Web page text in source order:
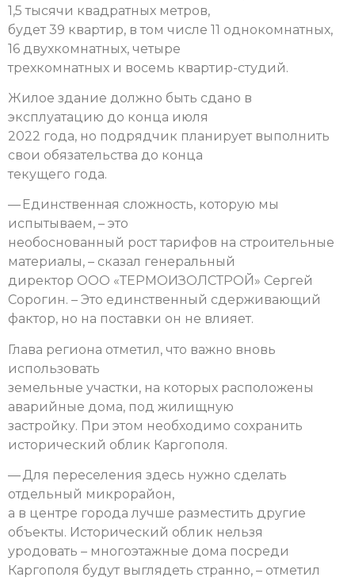
1,5 тысячи квадратных метров,
будет 39 квартир, в том числе 11 однокомнатных,
16 двухкомнатных, четыре
трехкомнатных и восемь квартир-студий.
Жилое здание должно быть сдано в
эксплуатацию до конца июля
2022 года, но подрядчик планирует выполнить
свои обязательства до конца
текущего года.
— Единственная сложность, которую мы
испытываем, – это
необоснованный рост тарифов на строительные
материалы, – сказал генеральный
директор ООО «ТЕРМОИЗОЛСТРОЙ» Сергей
Сорогин. – Это единственный сдерживающий
фактор, но на поставки он не влияет.
Глава региона отметил, что важно вновь
использовать
земельные участки, на которых расположены
аварийные дома, под жилищную
застройку. При этом необходимо сохранить
исторический облик Каргополя.
— Для переселения здесь нужно сделать
отдельный микрорайон,
а в центре города лучше разместить другие
объекты. Исторический облик нельзя
уродовать – многоэтажные дома посреди
Каргополя будут выглядеть странно, – отметил